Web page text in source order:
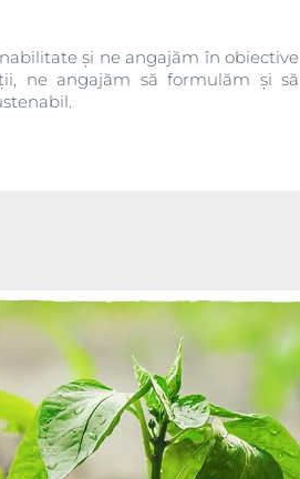
și ne angajăm în obiective
ne angajăm să formulăm și să